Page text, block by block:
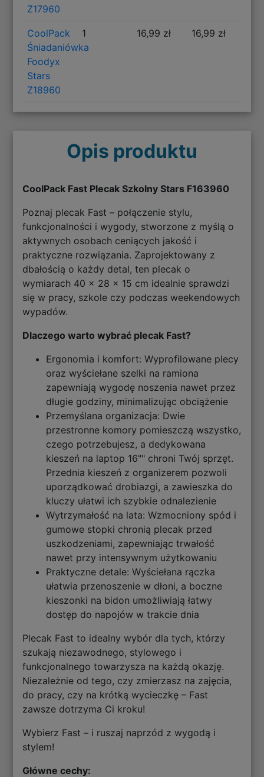
Z17960
CoolPack
Śniadaniówka
Foodyx
Stars
Z18960
1 16,99 zł 16,99 zł
Opis produktu
CoolPack Fast Plecak Szkolny Stars F163960
Poznaj plecak Fast – połączenie stylu,
funkcjonalności i wygody, stworzone z myślą o
aktywnych osobach ceniących jakość i
praktyczne rozwiązania. Zaprojektowany z
dbałością o każdy detal, ten plecak o
wymiarach 40 x 28 x 15 cm idealnie sprawdzi
się w pracy, szkole czy podczas weekendowych
wypadów.
Dlaczego warto wybrać plecak Fast?
Ergonomia i komfort: Wyprofilowane plecy
oraz wyściełane szelki na ramiona
zapewniają wygodę noszenia nawet przez
długie godziny, minimalizując obciążenie
Przemyślana organizacja: Dwie
przestronne komory pomieszczą wszystko,
czego potrzebujesz, a dedykowana
kieszeń na laptop 16"" chroni Twój sprzęt.
Przednia kieszeń z organizerem pozwoli
uporządkować drobiazgi, a zawieszka do
kluczy ułatwi ich szybkie odnalezienie
Wytrzymałość na lata: Wzmocniony spód i
gumowe stopki chronią plecak przed
uszkodzeniami, zapewniając trwałość
nawet przy intensywnym użytkowaniu
Praktyczne detale: Wyściełana rączka
ułatwia przenoszenie w dłoni, a boczne
kieszonki na bidon umożliwiają łatwy
dostęp do napojów w trakcie dnia
Plecak Fast to idealny wybór dla tych, którzy
szukają niezawodnego, stylowego i
funkcjonalnego towarzysza na każdą okazję.
Niezależnie od tego, czy zmierzasz na zajęcia,
do pracy, czy na krótką wycieczkę – Fast
zawsze dotrzyma Ci kroku!
Wybierz Fast – i ruszaj naprzód z wygodą i
stylem!
Główne cechy: